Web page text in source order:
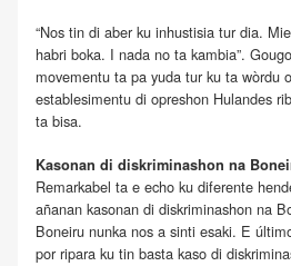
“Nos tin di aber ku inhustisia tur dia.
habri boka. I nada no ta kambia”.
movementu ta pa yuda tur ku ta wòrdu
establesimentu di opreshon Hulandes
ta bisa.
Kasonan di diskriminashon na
Remarkabel ta e echo ku diferente
añanan kasonan di diskriminashon na
Boneiru nunka nos a sinti esaki. E
por ripara ku tin basta kaso di